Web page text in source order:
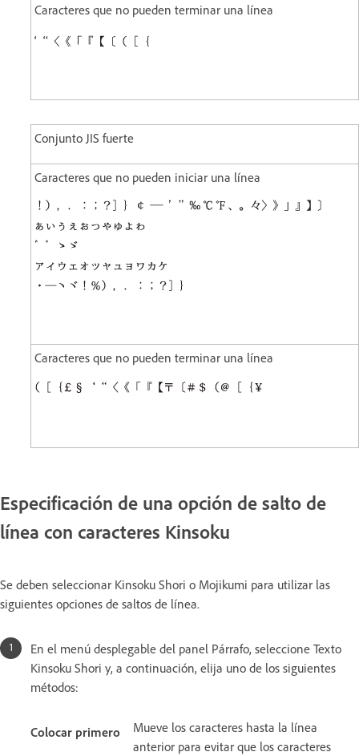
Caracteres que no pueden terminar una línea
Conjunto JIS fuerte
Caracteres que no pueden iniciar una línea
Caracteres que no pueden terminar una línea
Especificación de una opción de salto de
línea con caracteres Kinsoku
Se deben seleccionar Kinsoku Shori o Mojikumi para utilizar las
siguientes opciones de saltos de línea.
En el menú desplegable del panel Párrafo, seleccione Texto
Kinsoku Shori y, a continuación, elija uno de los siguientes
métodos:
Colocar primero
Mueve los caracteres hasta la línea
anterior para evitar que los caracteres